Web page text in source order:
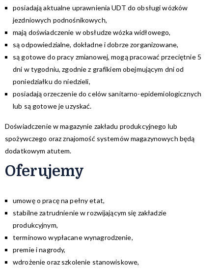
posiadają aktualne uprawnienia UDT do obsługi wózków
jezdniowych podnośnikowych,
mają doświadczenie w obsłudze wózka widłowego,
są odpowiedzialne, dokładne i dobrze zorganizowane,
są gotowe do pracy zmianowej, mogą pracować przeciętnie 5
dni w tygodniu, zgodnie z grafikiem obejmującym dni od
poniedziałku do niedzieli,
posiadają orzeczenie do celów sanitarno-epidemiologicznych
lub są gotowe je uzyskać.
Doświadczenie w magazynie zakładu produkcyjnego lub
spożywczego oraz znajomość systemów magazynowych będą
dodatkowym atutem.
Oferujemy
umowę o pracę na pełny etat,
stabilne zatrudnienie w rozwijającym się zakładzie
produkcyjnym,
terminowo wypłacane wynagrodzenie,
premie i nagrody,
wdrożenie oraz szkolenie stanowiskowe,